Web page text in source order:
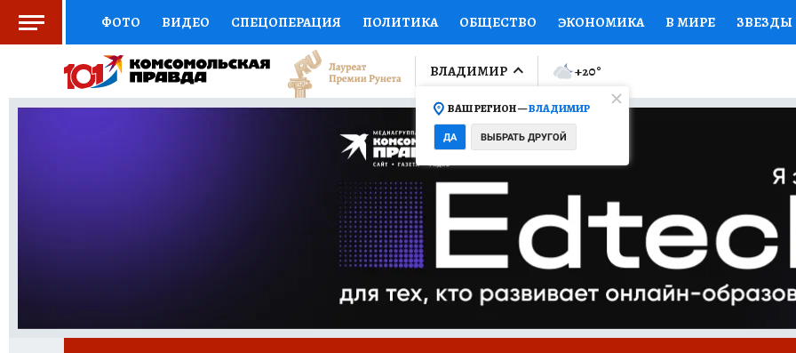
ФОТО ВИДЕО СПЕЦОПЕРАЦИЯ ПОЛИТИКА ОБЩЕСТВО ЭКОНОМИКА В МИРЕ ЗВЕЗДЫ
СОЦПОДДЕРЖКА НАУКА СПОРТ КОЛУМНИСТЫ ПРОИСШЕСТВИЯ
ВЫБОР ЭКСПЕРТОВ ДОКТОР ФИНАНСЫ ОТКРЫВАЕМ МИР Я ЗНАЮ СЕМЬЯ ЖЕНСКИЕ
ПРОГНОЗЫ НА СПОРТ ПРОМОКОДЫ СЕРИАЛЫ
ТЕЛЕВИЗОР КОЛЛЕКЦИИ КОНКУРСЫ
НОВОЕ НА САЙТЕ СПЕЦПРОЕКТЫ КП-ВЛАДИМИР
ВЛАДИМИР
ВАШ РЕГИОН —ВЛАДИМИР
ДА ВЫБРАТЬ ДРУГОЙ
+20°